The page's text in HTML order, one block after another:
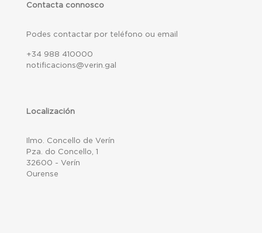
Contacta connosco
Podes contactar por teléfono ou email
+34 988 410000
notificacions@verin.gal
Localización
Ilmo. Concello de Verín
Pza. do Concello, 1
32600 - Verín
Ourense